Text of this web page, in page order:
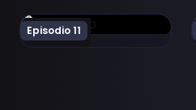
Episodio 11
Ver WIXOSS Diva(A)Live